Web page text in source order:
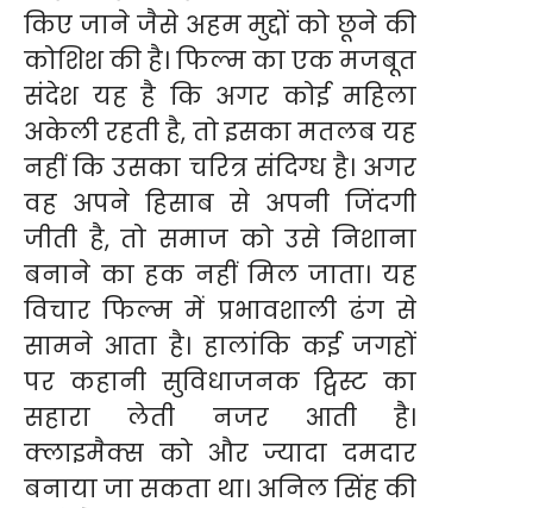
किए जाने जैसे अहम मुद्दों को छूने की
कोशिश की है। फिल्म का एक मजबूत
संदेश यह है कि अगर कोई महिला
अकेली रहती है, तो इसका मतलब यह
नहीं कि उसका चरित्र संदिग्ध है। अगर
वह अपने हिसाब से अपनी जिंदगी
जीती है, तो समाज को उसे निशाना
बनाने का हक नहीं मिल जाता। यह
विचार फिल्म में प्रभावशाली ढंग से
सामने आता है। हालांकि कई जगहों
पर कहानी सुविधाजनक ट्विस्ट का
सहारा लेती नजर आती है।
क्लाइमैक्स को और ज्यादा दमदार
बनाया जा सकता था। अनिल सिंह की